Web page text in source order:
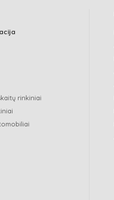
rinkiniai